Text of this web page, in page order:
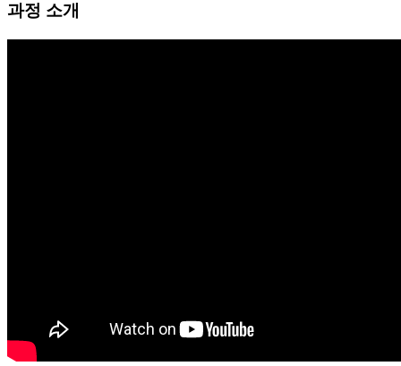
과정 소개